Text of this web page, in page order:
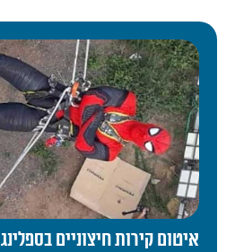
איטום קירות חיצוניים בספלינג